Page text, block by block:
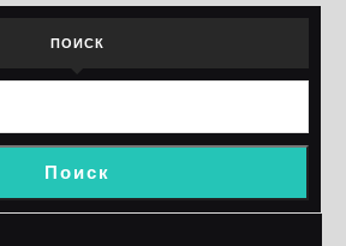
ПОИСК
Поиск